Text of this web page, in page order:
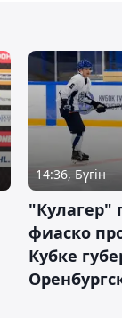
14:36, Бүгін
"Кулагер"
фиаско
Кубке